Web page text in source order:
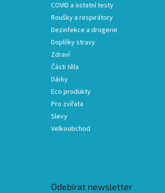
COVID a ostatní testy
Roušky a respirátory
Dezinfekce a drogerie
Doplňky stravy
Zdraví
Části těla
Dárky
Eco produkty
Pro zvířata
Slevy
Velkoobchod
Odebírat newsletter